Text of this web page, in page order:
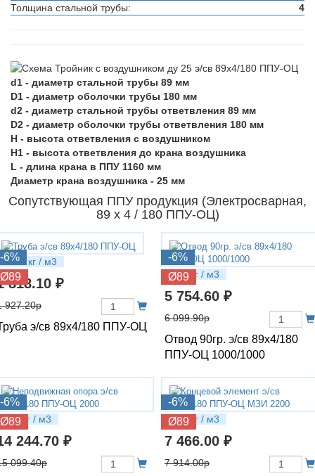
Толщина стальной трубы:
4
d1 - диаметр стальной трубы 89 мм
D1 - диаметр оболочки трубы 180 мм
d2 - диаметр стальной трубы ответвления 89 мм
D2 - диаметр оболочки трубы ответвления 180 мм
H - высота ответвления с воздушником
H1 - высота ответвления до крана воздушника
L - длина крана в ППУ 1160 мм
Диаметр крана воздушника - 25 мм
Сопутствующая ППУ продукция (Электросварная,
89 х 4 / 180 ППУ-ОЦ)
-6%
Ø89
14.16 кг / м3
818.10 ₽
927.20р
э/св 89х4/180 ППУ-ОЦ
-6%
Ø89
28.3 кг / м3
5 754.60 ₽
6 099.90р
Отвод 90гр. э/св 89х4/180
ППУ-ОЦ 1000/1000
-6%
Ø89
42.1 кг / м3
244.70 ₽
099.40р
-6%
Ø89
36.4 кг / м3
7 466.00 ₽
7 914.00р